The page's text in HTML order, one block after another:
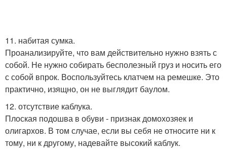
11. набитая сумка.
Проанализируйте, что вам действительно нужно взять с
собой. Не нужно собирать бесполезный груз и носить его
с собой впрок. Воспользуйтесь клатчем на ремешке. Это
практично, изящно, он не выглядит баулом.
12. отсутствие каблука.
Плоская подошва в обуви - признак домохозяек и
олигархов. В том случае, если вы себя не относите ни к
тому, ни к другому, надевайте высокий каблук.